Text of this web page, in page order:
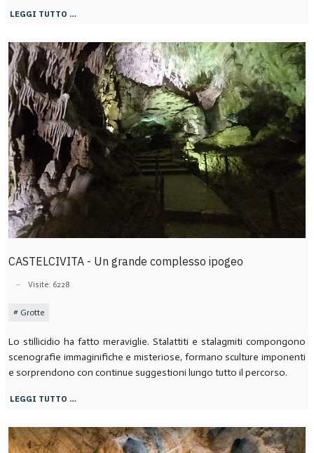
LEGGI TUTTO …
CASTELCIVITA - Un grande complesso ipogeo
Visite: 6228
Grotte
Lo stillicidio ha fatto meraviglie. Stalattiti e stalagmiti compongono
scenografie immaginifiche e misteriose, formano sculture imponenti
e sorprendono con continue suggestioni lungo tutto il percorso.
LEGGI TUTTO …